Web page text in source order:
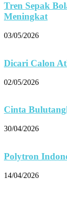
Tren Sepak
Meningkat
03/05/2026
Dicari Calon
02/05/2026
Cinta
30/04/2026
Polytron
14/04/2026